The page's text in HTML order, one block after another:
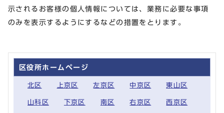
示されるお客様の個人情報については、業務に必要な事項
のみを表示するようにするなどの措置をとります。
区役所ホームページ
北区 上京区 左京区 中京区 東山区
山科区 下京区 南区 右京区 西京区